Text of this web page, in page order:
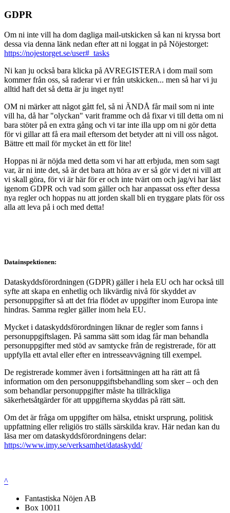
GDPR
Om ni inte vill ha dom dagliga mail-utskicken så kan ni kryssa bort
dessa via denna länk nedan efter att ni loggat in på Nöjestorget:
https://nojestorget.se/user#_tasks
Ni kan ju också bara klicka på AVREGISTERA i dom mail som
kommer från oss, så raderar vi er från utskicken... men så har vi ju
alltid haft det så detta är ju inget nytt!
OM ni märker att något gått fel, så ni ÄNDÅ får mail som ni inte
vill ha, då har "olyckan" varit framme och då fixar vi till detta om ni
bara stöter på en extra gång och vi tar inte illa upp om ni gör detta
för vi gillar att få era mail eftersom det betyder att ni vill oss något.
Bättre ett mail för mycket än ett för lite!
Hoppas ni är nöjda med detta som vi har att erbjuda, men som sagt
var, är ni inte det, så är det bara att höra av er så gör vi det ni vill att
vi skall göra, för vi är här för er och inte tvärt om och jag/vi har läst
igenom GDPR och vad som gäller och har anpassat oss efter dessa
nya regler och hoppas nu att jorden skall bli en tryggare plats för oss
alla att leva på i och med detta!
Datainspektionen:
Dataskyddsförordningen (GDPR) gäller i hela EU och har också till
syfte att skapa en enhetlig och likvärdig nivå för skyddet av
personuppgifter så att det fria flödet av uppgifter inom Europa inte
hindras. Samma regler gäller inom hela EU.
Mycket i dataskyddsförordningen liknar de regler som fanns i
personuppgiftslagen. På samma sätt som idag får man behandla
personuppgifter med stöd av samtycke från de registrerade, för att
uppfylla ett avtal eller efter en intresseavvägning till exempel.
De registrerade kommer även i fortsättningen att ha rätt att få
information om den personuppgiftsbehandling som sker – och den
som behandlar personuppgifter måste ha tillräckliga
säkerhetsåtgärder för att uppgifterna skyddas på rätt sätt.
Om det är fråga om uppgifter om hälsa, etniskt ursprung, politisk
uppfattning eller religiös tro ställs särskilda krav. Här nedan kan du
läsa mer om dataskyddsförordningens delar:
https://www.imy.se/verksamhet/dataskydd/
^
Fantastiska Nöjen AB
Box 10011